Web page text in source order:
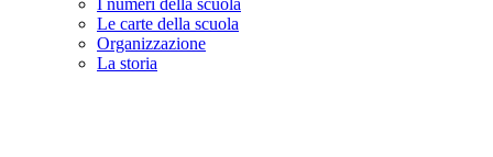
I numeri della scuola
Le carte della scuola
Organizzazione
La storia